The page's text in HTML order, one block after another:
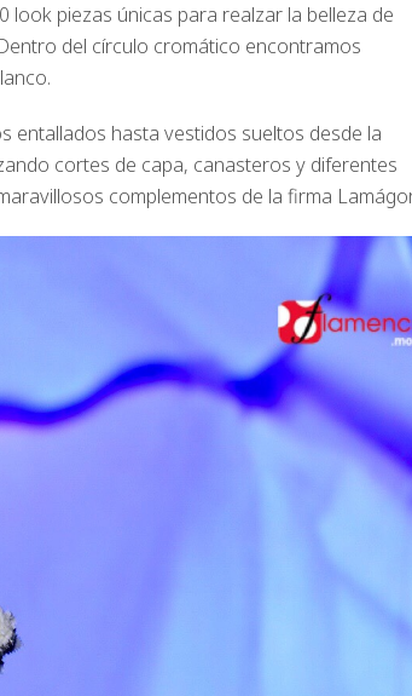
piezas únicas para realzar la belleza de
del círculo cromático encontramos
entallados hasta vestidos sueltos desde la
cortes de capa, canasteros y diferentes
complementos de la firma